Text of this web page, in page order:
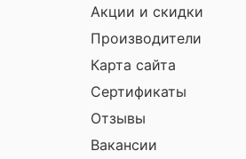
Акции и скидки
Производители
Карта сайта
Сертификаты
Отзывы
Вакансии